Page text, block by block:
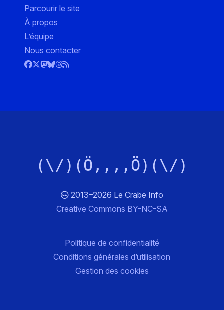
Parcourir le site
À propos
L’équipe
Nous contacter
(\/)(Ö,,,,Ö)(\/)
2013–2026 Le Crabe Info
Creative Commons BY-NC-SA
Politique de confidentialité
Conditions générales d’utilisation
Gestion des cookies